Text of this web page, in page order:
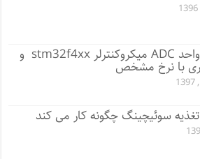
راه اندازی واحد ADC میکروکنترلر stm32f4xx و
با نرخ مشخص
سوئیچینگ چگونه کار می کند